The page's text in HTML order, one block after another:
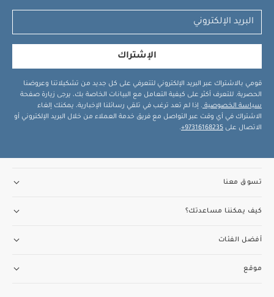
الإشتراك
قومي بالاشتراك عبر البريد الإلكتروني لتتعرفي على كل جديد من تشكيلاتنا وعروضنا
الحصرية. للتعرف أكثر على كيفية التعامل مع البيانات الخاصة بك، يرجى زيارة صفحة
سياسة الخصوصية . إذا لم تعد ترغب في تلقي رسائلنا الإخبارية، يمكنك إلغاء
الاشتراك في أي وقت عبر التواصل مع فريق خدمة العملاء من خلال البريد الإلكتروني أو
الاتصال على 97316168235+
.
تسوق معنا
كيف يمكننا مساعدتك؟
أفضل الفئات
موقع